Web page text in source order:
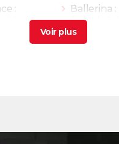
:
Ballerina
fans de
rater
: est-il
de la
refuse
voir la
Mission
bande-